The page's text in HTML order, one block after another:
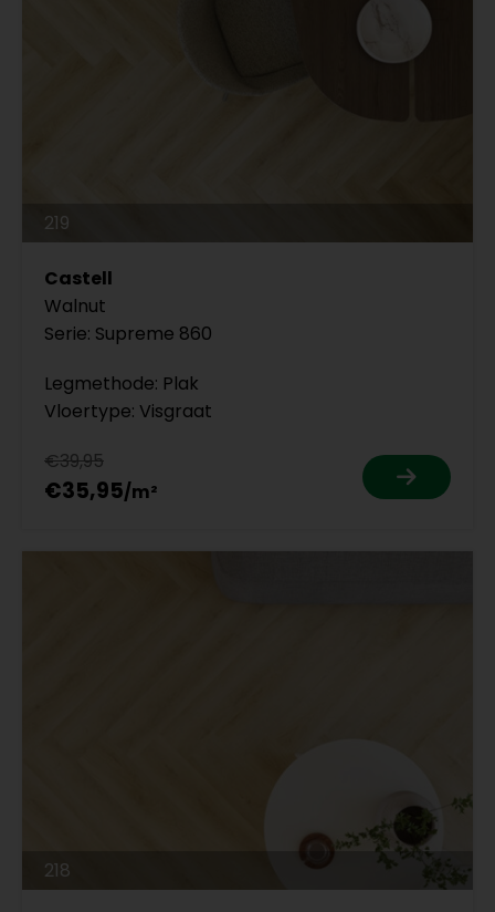
219
Castell
Walnut
Serie: Supreme 860
Legmethode: Plak
Vloertype: Visgraat
€39,95
€35,95
218